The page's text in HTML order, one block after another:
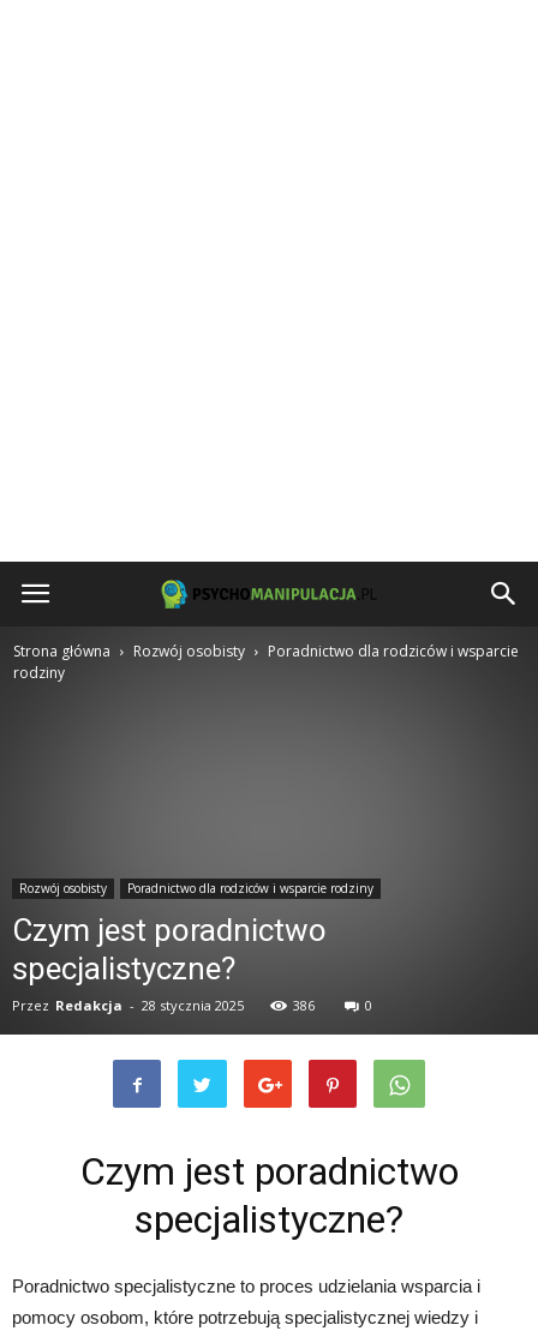
Psychomanipulacja.pl
Strona główna Rozwój osobisty
Poradnictwo dla rodziców i wsparcie
rodziny
Rozwój osobisty Poradnictwo dla rodziców i wsparcie rodziny
Czym jest poradnictwo
specjalistyczne?
Przez Redakcja - 28 stycznia 2025 386 0
Czym jest poradnictwo
specjalistyczne?
Poradnictwo specjalistyczne to proces udzielania wsparcia i
pomocy osobom, które potrzebują specjalistycznej wiedzy i